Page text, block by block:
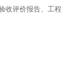
收评价报告、工程